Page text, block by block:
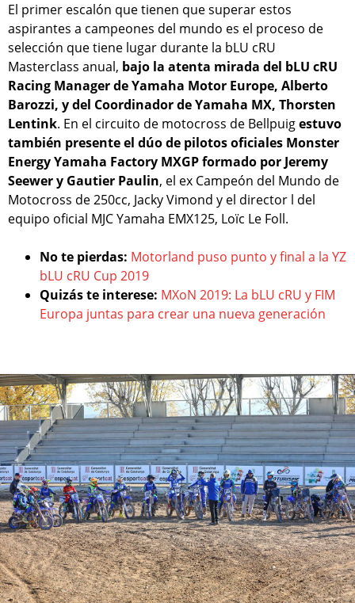
El primer escalón que tienen que superar estos
aspirantes a campeones del mundo es el proceso de
selección que tiene lugar durante la bLU cRU
Masterclass anual, bajo la atenta mirada del bLU cRU
Racing Manager de Yamaha Motor Europe, Alberto
Barozzi, y del Coordinador de Yamaha MX, Thorsten
Lentink. En el circuito de motocross de Bellpuigestuvo
también presente el dúo de pilotos oficiales Monster
Energy Yamaha Factory MXGP formado por Jeremy
Seewer y Gautier Paulin, el ex Campeón del Mundo de
Motocross de 250cc, Jacky Vimond y el director l del
equipo oficial MJC Yamaha EMX125, Loïc Le Foll.
No te pierdas: Motorland puso punto y final a la YZ
bLU cRU Cup 2019
Quizás te interese: MXoN 2019: La bLU cRU y FIM
Europa juntas para crear una nueva generación